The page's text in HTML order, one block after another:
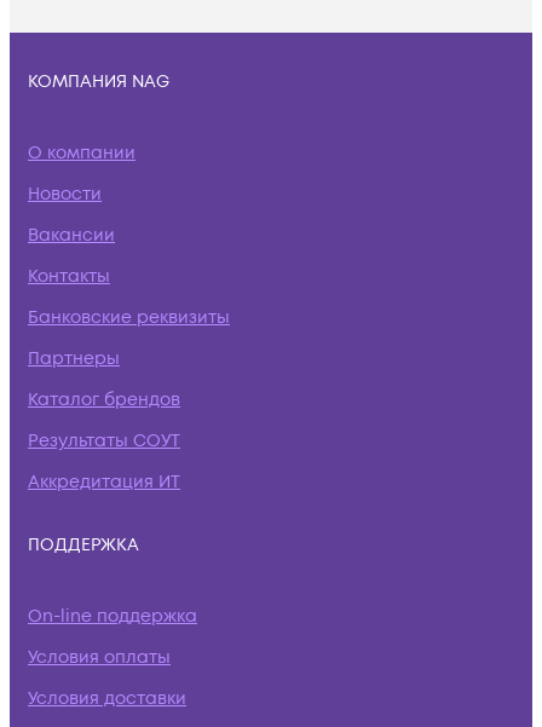
КОМПАНИЯ NAG
О компании
Новости
Вакансии
Контакты
Банковские реквизиты
Партнеры
Каталог брендов
Результаты СОУТ
Аккредитация ИТ
ПОДДЕРЖКА
On-line поддержка
Условия оплаты
Условия доставки